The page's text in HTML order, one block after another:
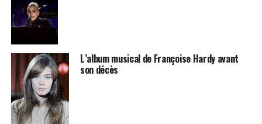
L’album musical de Françoise Hardy avant
son décès